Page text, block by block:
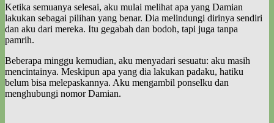
Ketika semuanya selesai, aku mulai melihat apa yang Damian
lakukan sebagai pilihan yang benar. Dia melindungi dirinya sendiri
dan aku dari mereka. Itu gegabah dan bodoh, tapi juga tanpa
pamrih.
Beberapa minggu kemudian, aku menyadari sesuatu: aku masih
mencintainya. Meskipun apa yang dia lakukan padaku, hatiku
belum bisa melepaskannya. Aku mengambil ponselku dan
menghubungi nomor Damian.